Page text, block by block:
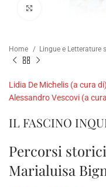
Home Lingue e Letterature
Lidia De Michelis (a cura di)
Alessandro Vescovi (a
IL FASCINO
Percorsi
Marialuisa